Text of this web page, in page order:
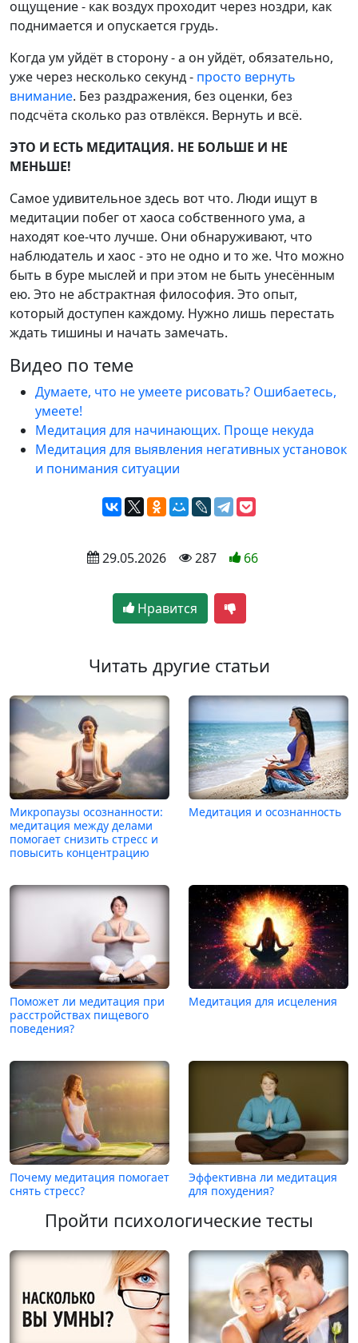
ощущение - как воздух проходит через ноздри, как
поднимается и опускается грудь.
Когда ум уйдёт в сторону - а он уйдёт, обязательно,
уже через несколько секунд - просто вернуть
внимание. Без раздражения, без оценки, без
подсчёта сколько раз отвлёкся. Вернуть и всё.
ЭТО И ЕСТЬ МЕДИТАЦИЯ. НЕ БОЛЬШЕ И НЕ
МЕНЬШЕ!
Самое удивительное здесь вот что. Люди ищут в
медитации побег от хаоса собственного ума, а
находят кое-что лучше. Они обнаруживают, что
наблюдатель и хаос - это не одно и то же. Что можно
быть в буре мыслей и при этом не быть унесённым
ею. Это не абстрактная философия. Это опыт,
который доступен каждому. Нужно лишь перестать
ждать тишины и начать замечать.
Видео по теме
Думаете, что не умеете рисовать? Ошибаетесь,
умеете!
Медитация для начинающих. Проще некуда
Медитация для выявления негативных установок
и понимания ситуации
29.05.2026 287 66
Нравится
Читать другие статьи
Микропаузы осознанности:
медитация между делами
помогает снизить стресс и
повысить концентрацию
Медитация и осознанность
Поможет ли медитация при
расстройствах пищевого
поведения?
Медитация для исцеления
Почему медитация помогает
снять стресс?
Эффективна ли медитация
для похудения?
Пройти психологические тесты